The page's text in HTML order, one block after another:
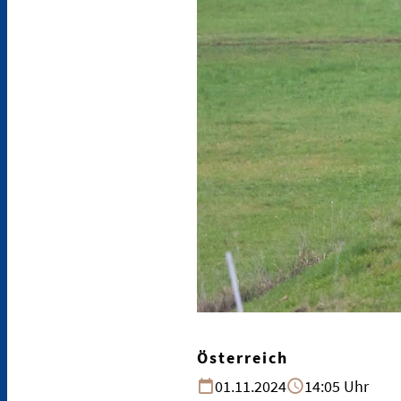
Österreich
01.11.2024
14:05 Uhr